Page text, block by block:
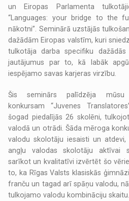
un Eiropas Parlamenta
“Languages: your bridge to the
nākotni”. Seminārā uzstājās
dažādām Eiropas valstīm, kuri
tulkotāja darba specifiku
jautājumus par to, kā labāk
iespējamo savas karjeras virzību.
Šis seminārs palīdzēja mūsu
konkursam “Juvenes
šogad piedalījās 26 skolēni,
valodā un otrādi. Šāda mēroga
valodu skolotāju iesaisti un
angļu valodas skolotāju aktīvai
sarīkot un kvalitatīvi izvērtēt šo
to, ka Rīgas Valsts klasiskās
franču un tagad arī spāņu valodu,
tulkojamo valodu kombināciju skaitu.